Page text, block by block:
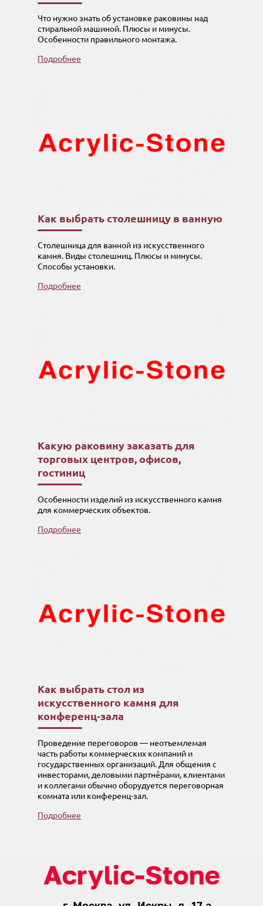
Что нужно знать об установке раковины над
стиральной машиной. Плюсы и минусы.
Особенности правильного монтажа.
Подробнее
Как выбрать столешницу в ванную
Столешница для ванной из искусственного
камня. Виды столешниц. Плюсы и минусы.
Способы установки.
Подробнее
Какую раковину заказать для
торговых центров, офисов,
гостиниц
Особенности изделий из искусственного камня
для коммерческих объектов.
Подробнее
Как выбрать стол из
искусственного камня для
конференц-зала
Проведение переговоров — неотъемлемая
часть работы коммерческих компаний и
государственных организаций. Для общения с
инвесторами, деловыми партнёрами, клиентами
и коллегами обычно оборудуется переговорная
комната или конференц-зал.
Подробнее